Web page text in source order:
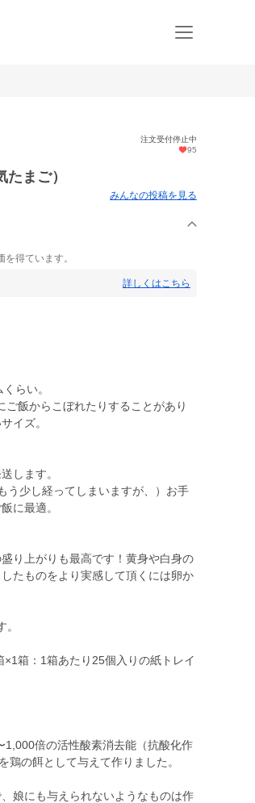
注文受付停止中
95
まご）
みんなの投稿を見る
得ています。
詳しくはこちら
らい。
飯からこぼれたりすることがあり
イズ。
します。
う少し経ってしまいますが、）お手
に最適。
り上がりも最高です！黄身や白身の
たものをより実感して頂くには卵か
箱：1箱あたり25個入りの紙トレイ
倍の活性酸素消去能（抗酸化作
鶏の餌として与えて作りました。
娘にも与えられないようなものは作